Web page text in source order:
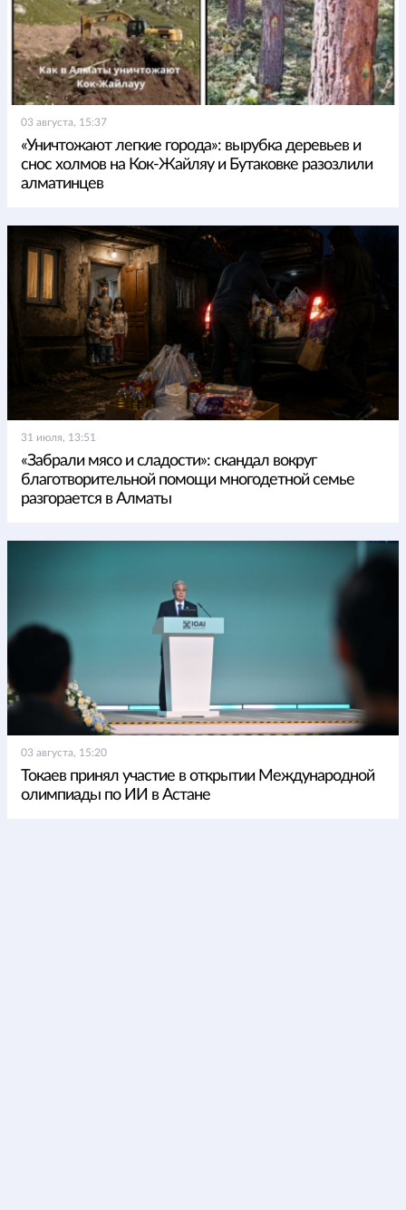
03 августа, 15:37
«Уничтожают легкие города»: вырубка деревьев и
снос холмов на Кок-Жайляу и Бутаковке разозлили
алматинцев
31 июля, 13:51
«Забрали мясо и сладости»: скандал вокруг
благотворительной помощи многодетной семье
разгорается в Алматы
03 августа, 15:20
Токаев принял участие в открытии Международной
олимпиады по ИИ в Астане